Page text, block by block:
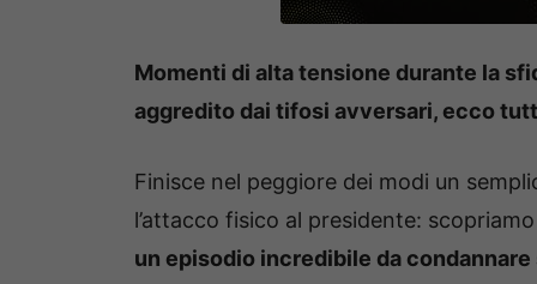
Momenti di alta tensione durante la
aggredito dai tifosi avversari, ecco
Finisce nel peggiore dei modi un
l’attacco fisico al presidente:
un episodio incredibile da condannare